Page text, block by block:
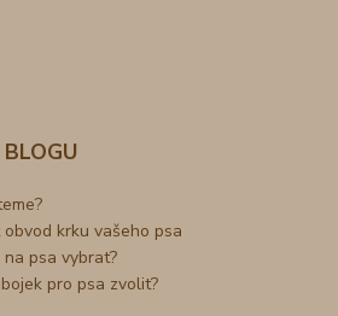
obvod krku vašeho psa
psa vybrat?
pro psa zvolit?